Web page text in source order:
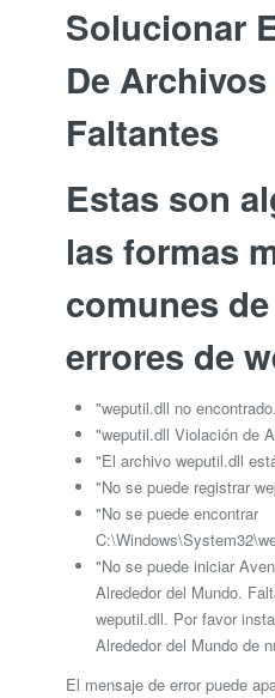
Solucionar
De
Faltantes
Estas son
las formas
comunes
errores de
"weputil.dll no
"weputil.dll Violación de
"El archivo weputil.dll
"No se puede registrar
"No se puede encontrar
"No se puede iniciar
Alrededor del Mundo.
weputil.dll. Por favor
Alrededor del Mundo de
El mensaje de error puede